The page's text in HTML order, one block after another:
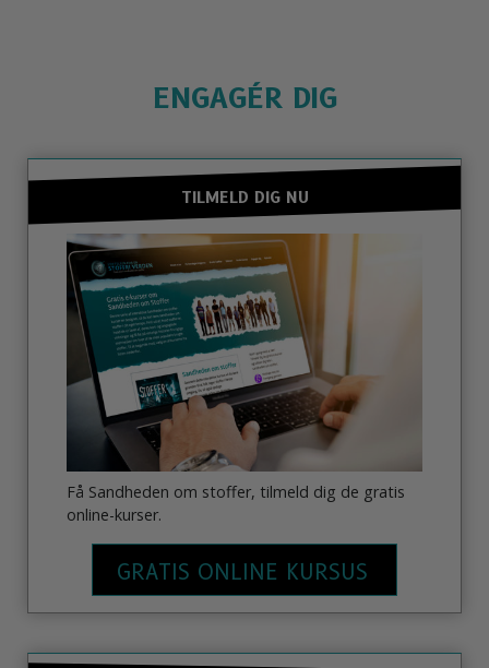
ENGAGÉR DIG
TILMELD DIG NU
Få Sandheden om stoffer, tilmeld dig de gratis
online-kurser.
GRATIS ONLINE KURSUS